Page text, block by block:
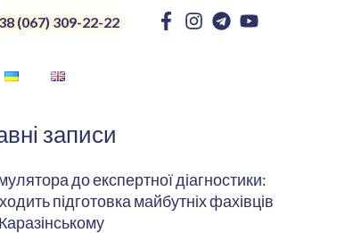
(067) 309-22-22
записи
до експертної діагностики:
підготовка майбутніх фахівців